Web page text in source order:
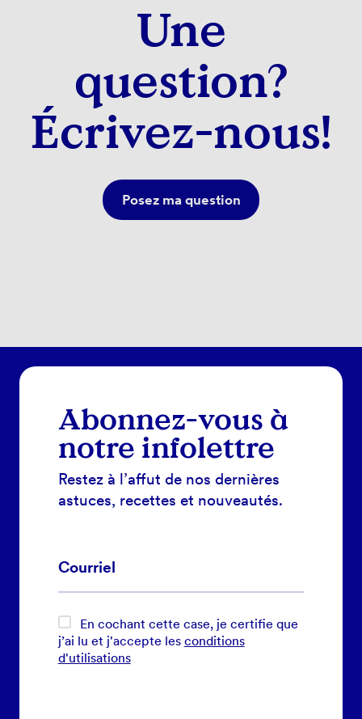
Une
question?
Écrivez-nous!
Posez ma question
Abonnez-vous à
notre infolettre
Restez à l’affut de nos dernières
astuces, recettes et nouveautés.
j’ai lu et j'accepte les conditions
d'utilisations